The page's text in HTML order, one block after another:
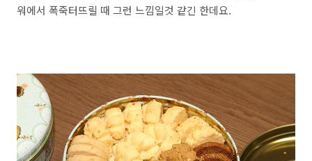
워에서 폭죽터뜨릴 때 그런 느낌일것 같긴 한데요.